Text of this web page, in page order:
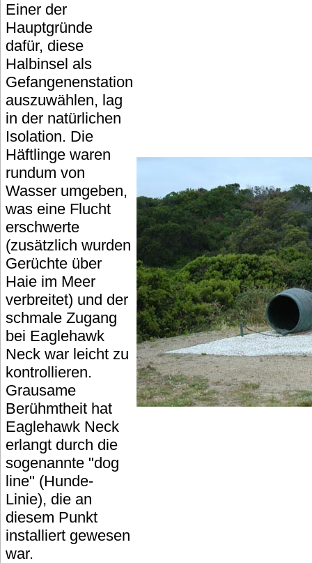
Einer der
Hauptgründe
dafür, diese
Halbinsel als
Gefangenenstation
auszuwählen, lag
in der natürlichen
Isolation. Die
Häftlinge waren
rundum von
Wasser umgeben,
was eine Flucht
erschwerte
(zusätzlich wurden
Gerüchte über
Haie im Meer
verbreitet) und der
schmale Zugang
bei Eaglehawk
Neck war leicht zu
kontrollieren.
Grausame
Berühmtheit hat
Eaglehawk Neck
erlangt durch die
sogenannte "dog
line" (Hunde-
Linie), die an
diesem Punkt
installiert gewesen
war.